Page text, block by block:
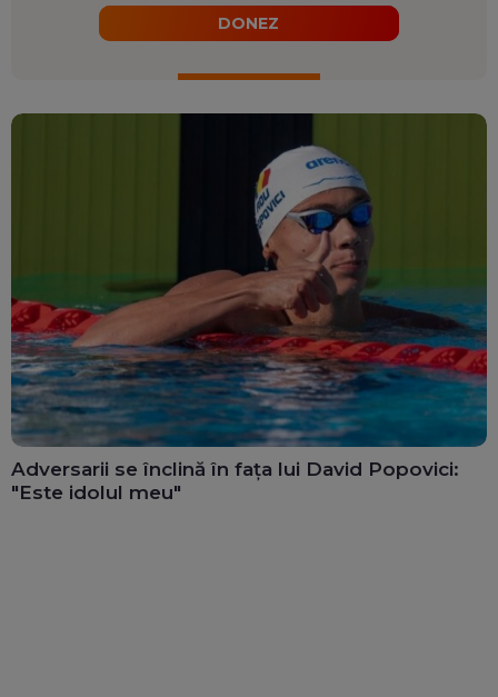
DONEZ
Adversarii se înclină în fața lui David Popovici:
"Este idolul meu"